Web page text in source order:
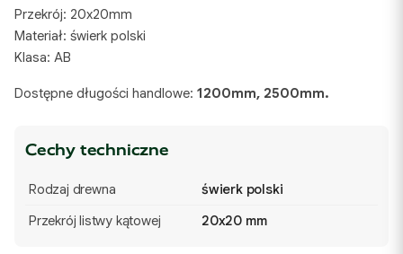
Przekrój: 20x20mm
Materiał: świerk polski
Klasa: AB
Dostępne długości handlowe: 1200mm, 2500mm.
Cechy techniczne
Rodzaj drewna
świerk polski
Przekrój listwy kątowej
20x20 mm